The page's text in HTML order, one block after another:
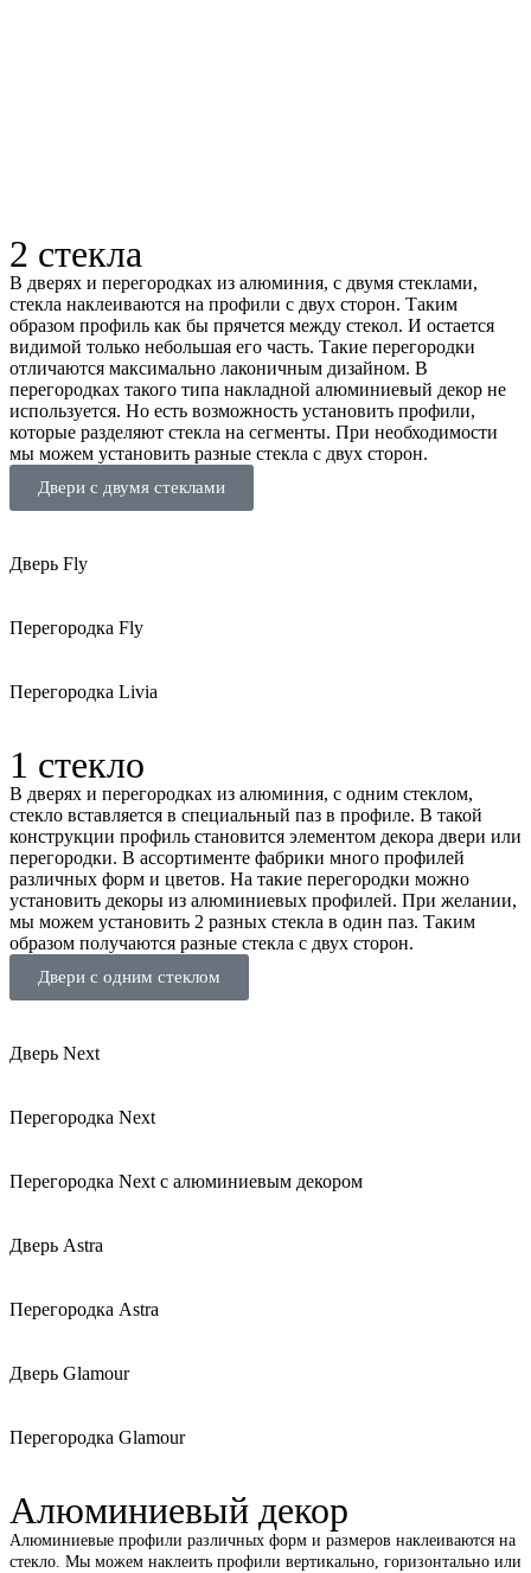
2 стекла
В дверях и перегородках из алюминия, с двумя стеклами,
стекла наклеиваются на профили с двух сторон. Таким
образом профиль как бы прячется между стекол. И остается
видимой только небольшая его часть. Такие перегородки
отличаются максимально лаконичным дизайном. В
перегородках такого типа накладной алюминиевый декор не
используется. Но есть возможность установить профили,
которые разделяют стекла на сегменты. При необходимости
мы можем установить разные стекла с двух сторон.
Двери с двумя стеклами
Дверь Fly
Перегородка Fly
Перегородка Livia
1 стекло
В дверях и перегородках из алюминия, с одним стеклом,
стекло вставляется в специальный паз в профиле. В такой
конструкции профиль становится элементом декора двери или
перегородки. В ассортименте фабрики много профилей
различных форм и цветов. На такие перегородки можно
установить декоры из алюминиевых профилей. При желании,
мы можем установить 2 разных стекла в один паз. Таким
образом получаются разные стекла с двух сторон.
Двери с одним стеклом
Дверь Next
Перегородка Next
Перегородка Next с алюминиевым декором
Дверь Astra
Перегородка Astra
Дверь Glamour
Перегородка Glamour
Алюминиевый декор
Алюминиевые профили различных форм и размеров наклеиваются на
стекло. Мы можем наклеить профили вертикально, горизонтально или